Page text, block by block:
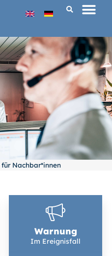
für Nachbar*innen
Warnung
Im Ereignisfall